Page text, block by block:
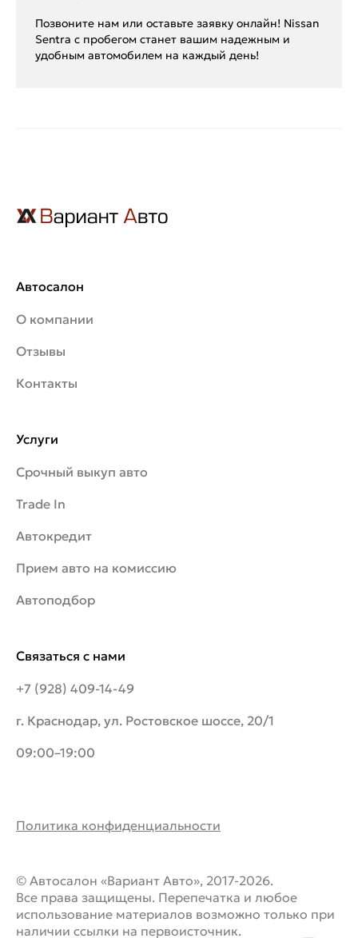
Позвоните нам или оставьте заявку онлайн! Nissan
Sentra с пробегом станет вашим надежным и
удобным автомобилем на каждый день!
Автосалон
О компании
Отзывы
Контакты
Связаться с нами
+7 (928) 409-14-49
г. Краснодар, ул. Ростовское шоссе, 20/1
09:00–19:00
Услуги
Срочный выкуп авто
Trade In
Автокредит
Прием авто на комиссию
Автоподбор
Политика конфиденциальности
© Автосалон «Вариант Авто», 2017-2026.
Все права защищены. Перепечатка и любое
использование материалов возможно только при
наличии ссылки на первоисточник.